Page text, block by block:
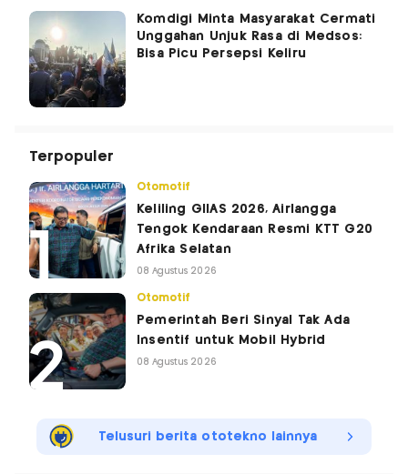
Komdigi Minta Masyarakat Cermati
Unggahan Unjuk Rasa di Medsos:
Bisa Picu Persepsi Keliru
Terpopuler
Otomotif
Keliling GIIAS 2026, Airlangga
Tengok Kendaraan Resmi KTT G20
Afrika Selatan
08 Agustus 2026
Otomotif
Pemerintah Beri Sinyal Tak Ada
Insentif untuk Mobil Hybrid
08 Agustus 2026
Telusuri berita ototekno lainnya